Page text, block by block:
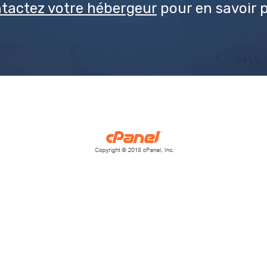
votre hébergeur pour en savoir